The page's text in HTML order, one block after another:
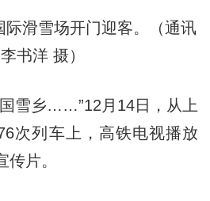
际滑雪场开门迎客。（通讯
书洋 摄）
雪乡……”12月14日，从上
次列车上，高铁电视播放
片。